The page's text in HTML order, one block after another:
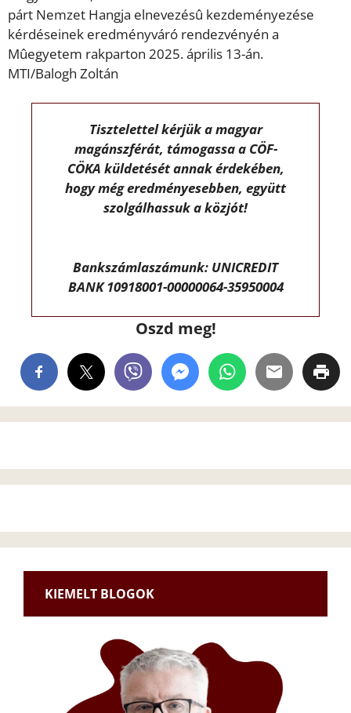
párt Nemzet Hangja elnevezésû kezdeményezése
kérdéseinek eredményváró rendezvényén a
Mûegyetem rakparton 2025. április 13-án.
MTI/Balogh Zoltán
Tisztelettel kérjük a magyar
magánszférát, támogassa a CÖF-
CÖKA küldetését annak érdekében,
hogy még eredményesebben, együtt
szolgálhassuk a közjót!
Bankszámlaszámunk: UNICREDIT
BANK 10918001-00000064-35950004
Oszd meg!
KIEMELT BLOGOK